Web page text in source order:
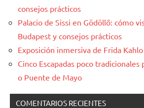
consejos prácticos
Palacio de Sissi en Gödöllő: cómo
Budapest y consejos prácticos
Exposición inmersiva de Frida
Cinco Escapadas poco tradicionales
o Puente de Mayo
COMENTARIOS RECIENTES